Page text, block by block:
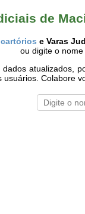
de
cartórios e Varas
ou digite o
atualizados,
Colabore